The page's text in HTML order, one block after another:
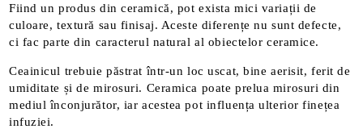
Fiind un produs din ceramică, pot exista mici variații de
culoare, textură sau finisaj. Aceste diferențe nu sunt defecte,
ci fac parte din caracterul natural al obiectelor ceramice.
Ceainicul trebuie păstrat într-un loc uscat, bine aerisit, ferit de
umiditate și de mirosuri. Ceramica poate prelua mirosuri din
mediul înconjurător, iar acestea pot influența ulterior finețea
infuziei.